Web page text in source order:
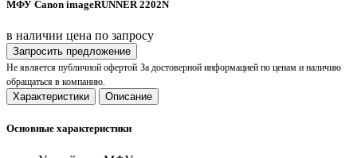
МФУ Canon imageRUNNER 2202N
в наличии цена по запросу
Запросить предложение
Не является публичной офертой За достоверной информацией по ценам и наличию
обращаться в компанию.
Характеристики Описание
Основные характеристики